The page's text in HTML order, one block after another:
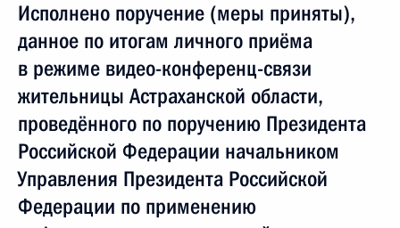
Исполнено поручение (меры приняты),
данное по итогам личного приёма
в режиме видео-конференц-связи
жительницы Астраханской области,
проведённого по поручению Президента
Российской Федерации начальником
Управления Президента Российской
Федерации по применению